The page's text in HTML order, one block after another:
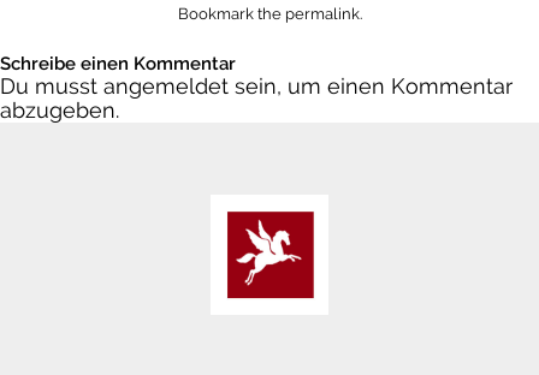
Bookmark the permalink.
Schreibe einen Kommentar
Du musst angemeldet sein, um einen Kommentar
abzugeben.